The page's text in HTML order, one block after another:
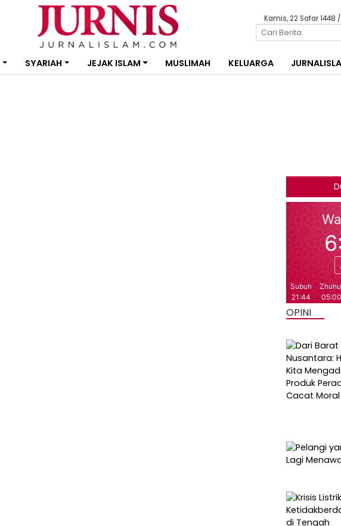
Kamis, 22 Safar
SYARIAH JEJAK ISLAM MUSLIMAH KELUARGA
OPINI